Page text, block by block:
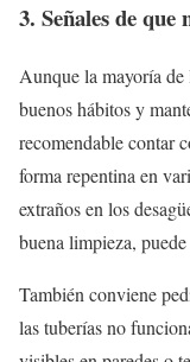
3. Señales de que
Aunque la mayoría
buenos hábitos y
recomendable contar
forma repentina en
extraños en los
buena limpieza,
También conviene
las tuberías no